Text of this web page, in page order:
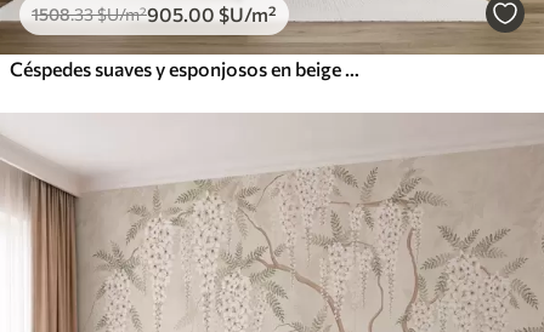
1508.33$U/m²905 .00 $U/m²